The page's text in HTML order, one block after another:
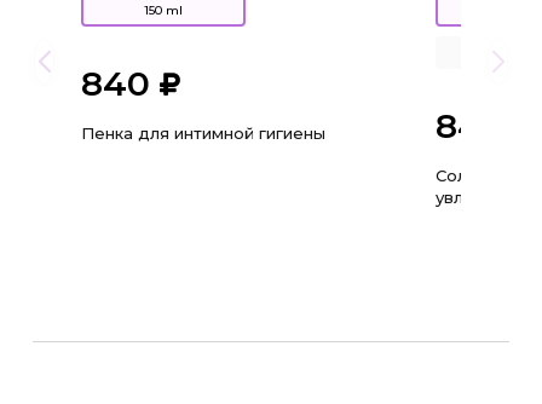
150 ml
840
Пенка для интимной гигиены 840